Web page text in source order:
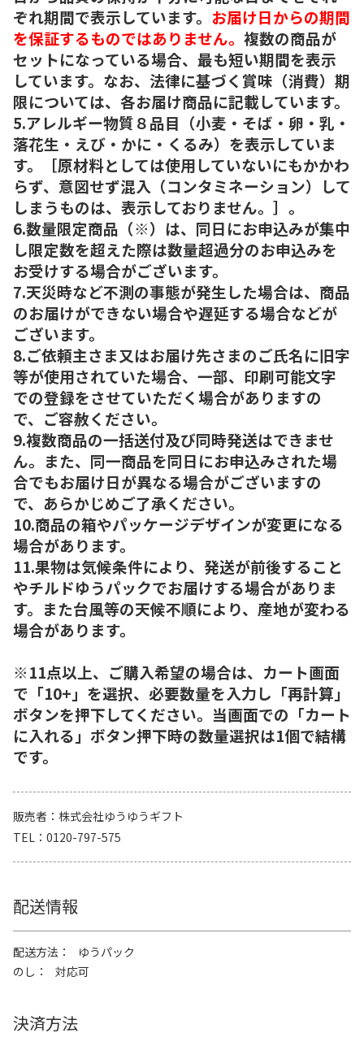
ぞれ期間で表示しています。 お届け日からの期間
を保証するものではありません。 複数の商品が
セットになっている場合、最も短い期間を表示
しています。なお、法律に基づく賞味（消費）期
限については、各お届け商品に記載しています。
5.アレルギー物質８品目（小麦・そば・卵・乳・
落花生・えび・かに・くるみ）を表示していま
す。［原材料としては使用していないにもかかわ
らず、意図せず混入（コンタミネーション）して
しまうものは、表示しておりません。］。
6.数量限定商品（※）は、同日にお申込みが集中
し限定数を超えた際は数量超過分のお申込みを
お受けする場合がございます。
7.天災時など不測の事態が発生した場合は、商品
のお届けができない場合や遅延する場合などが
ございます。
8.ご依頼主さま又はお届け先さまのご氏名に旧字
等が使用されていた場合、一部、印刷可能文字
での登録をさせていただく場合がありますの
で、ご容赦ください。
9.複数商品の一括送付及び同時発送はできませ
ん。また、同一商品を同日にお申込みされた場
合でもお届け日が異なる場合がございますの
で、あらかじめご了承ください。
10.商品の箱やパッケージデザインが変更になる
場合があります。
11.果物は気候条件により、発送が前後すること
やチルドゆうパックでお届けする場合がありま
す。また台風等の天候不順により、産地が変わる
場合があります。
※11点以上、ご購入希望の場合は、カート画面
で「10+」を選択、必要数量を入力し「再計算」
ボタンを押下してください。当画面での「カート
に入れる」ボタン押下時の数量選択は1個で結構
です。
販売者
株式会社ゆうゆうギフト
TEL
0120-797-575
配送情報
配送方法
ゆうパック
のし
対応可
決済方法